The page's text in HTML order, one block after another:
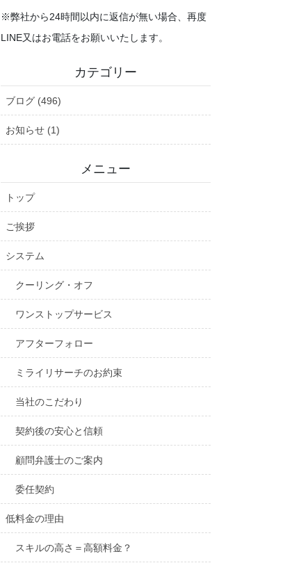
※弊社から24時間以内に返信が無い場合、再度
LINE又はお電話をお願いいたします。
カテゴリー
ブログ (496)
お知らせ (1)
メニュー
トップ
ご挨拶
システム
クーリング・オフ
ワンストップサービス
アフターフォロー
ミライリサーチのお約束
当社のこだわり
契約後の安心と信頼
顧問弁護士のご案内
委任契約
低料金の理由
スキルの高さ＝高額料金？